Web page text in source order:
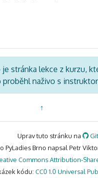
stránka lekce z kurzu,
proběhl naživo s
↑
Uprav tuto stránku na
PyLadies Brno napsal Petr
Commons Attribution-
kódu: CC0 1.0 Universal